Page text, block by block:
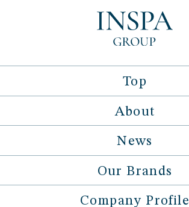
Top
About
News
Our Brands
Company Profile